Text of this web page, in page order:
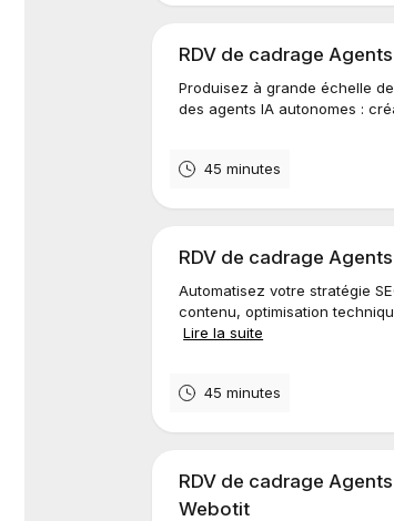
RDV de cadrage
Produisez à grande échelle
des agents IA autonomes :
45 minutes
RDV de cadrage
Automatisez votre stratégie
contenu, optimisation
Lire la suite
45 minutes
RDV de cadrage
Webotit